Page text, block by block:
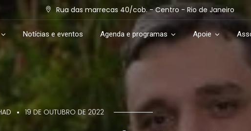
Rua das marrecas 40/cob. - Centro - Rio de Janeiro
Notícias e eventos Agenda e programas Apoie
19 DE OUTUBRO DE 2022